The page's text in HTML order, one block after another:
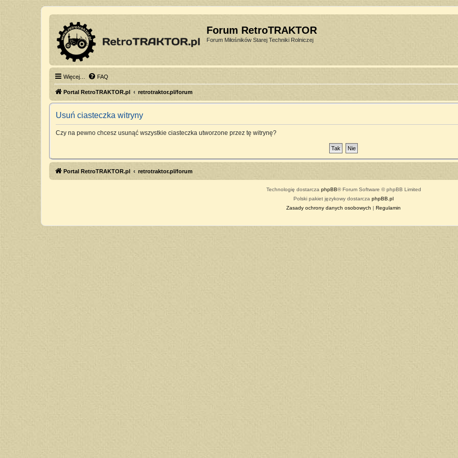
Forum RetroTRAKTOR
Forum Miłośników Starej Techniki Rolniczej
Więcej… FAQ
Portal RetroTRAKTOR.pl retrotraktor.pl/forum
Usuń ciasteczka witryny
Czy na pewno chcesz usunąć wszystkie ciasteczka utworzone przez tę witrynę?
Portal RetroTRAKTOR.pl retrotraktor.pl/forum
Technologię dostarcza phpBB® Forum Software © phpBB Limited
Polski pakiet językowy dostarcza phpBB.pl
Zasady ochrony danych osobowych | Regulamin